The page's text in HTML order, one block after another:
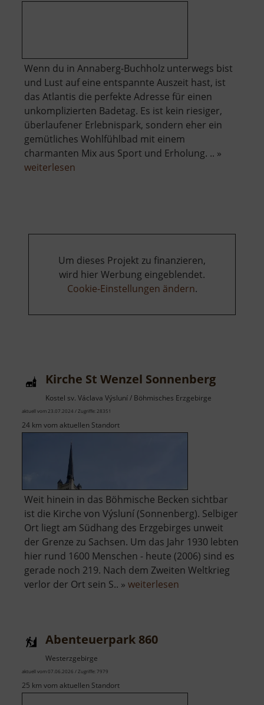
Wenn du in Annaberg-Buchholz unterwegs bist
und Lust auf eine entspannte Auszeit hast, ist
das Atlantis die perfekte Adresse für einen
unkomplizierten Badetag. Es ist kein riesiger,
überlaufener Erlebnispark, sondern eher ein
gemütliches Wohlfühlbad mit einem
charmanten Mix aus Sport und Erholung. .. »
weiterlesen
Um dieses Projekt zu finanzieren,
wird hier Werbung eingeblendet.
Cookie-Einstellungen ändern.
Kirche St Wenzel Sonnenberg
Kostel sv. Václava Výsluní / Böhmisches Erzgebirge
aktuell vom 23.07.2024 / Zugriffe: 28351
24 km vom aktuellen Standort
Weit hinein in das Böhmische Becken sichtbar
ist die Kirche von Výsluní (Sonnenberg). Selbiger
Ort liegt am Südhang des Erzgebirges unweit
der Grenze zu Sachsen. Um das Jahr 1930 lebten
hier rund 1600 Menschen - heute (2006) sind es
gerade noch 219. Nach dem Zweiten Weltkrieg
verlor der Ort sein S.. » weiterlesen
Abenteuerpark 860
Westerzgebirge
aktuell vom 07.06.2026 / Zugriffe: 7979
25 km vom aktuellen Standort